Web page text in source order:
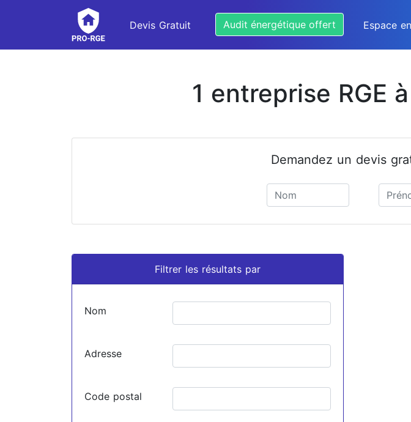
Devis Gratuit Audit énergétique offert Espace
1 entreprise RGE
Demandez un devis
Filtrer les résultats par
Nom
Adresse
Code postal